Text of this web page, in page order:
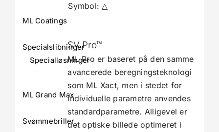
ML Coatings
Specialslibninger
Specialløsninger
ML Grand Max
Svømmebriller
Symbol: △
SV Pro™
ML Pro er baseret på den samme
avancerede beregningsteknologi
som ML Xact, men i stedet for
individuelle parametre anvendes
standardparametre. Alligevel er
det optiske billede optimeret i